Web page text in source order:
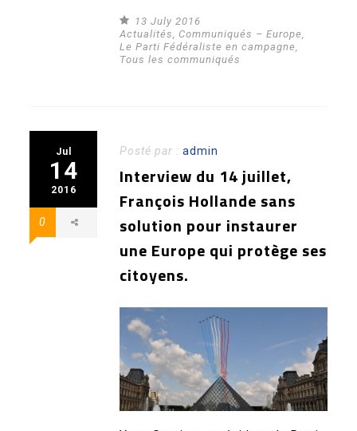
13 July 2016
Actualités, Communiqués – Europe,
Le Parti Fédéraliste en campagne,
Tous les communiqués
Jul
14
2016
0
Posté par :admin
Interview du 14 juillet,
François Hollande sans
solution pour instaurer
une Europe qui protège ses
citoyens.